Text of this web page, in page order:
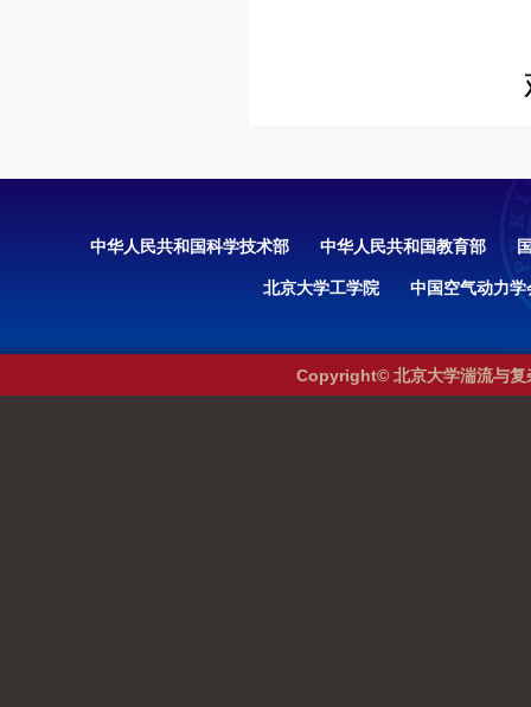
中华人民共和国科学技术部 中华人民共和国教育部
北京大学工学院 中国空气动力学
Copyright© 北京大学湍流与